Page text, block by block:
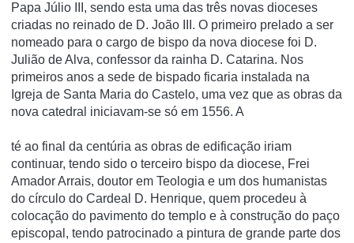
Papa Júlio III, sendo esta uma das três novas dioceses
criadas no reinado de D. João III. O primeiro prelado a ser
nomeado para o cargo de bispo da nova diocese foi D.
Julião de Alva, confessor da rainha D. Catarina. Nos
primeiros anos a sede de bispado ficaria instalada na
Igreja de Santa Maria do Castelo, uma vez que as obras da
nova catedral iniciavam-se só em 1556. A
té ao final da centúria as obras de edificação iriam
continuar, tendo sido o terceiro bispo da diocese, Frei
Amador Arrais, doutor em Teologia e um dos humanistas
do círculo do Cardeal D. Henrique, quem procedeu à
colocação do pavimento do templo e à construção do paço
episcopal, tendo patrocinado a pintura de grande parte dos